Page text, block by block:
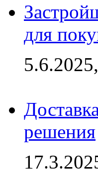
для
решения